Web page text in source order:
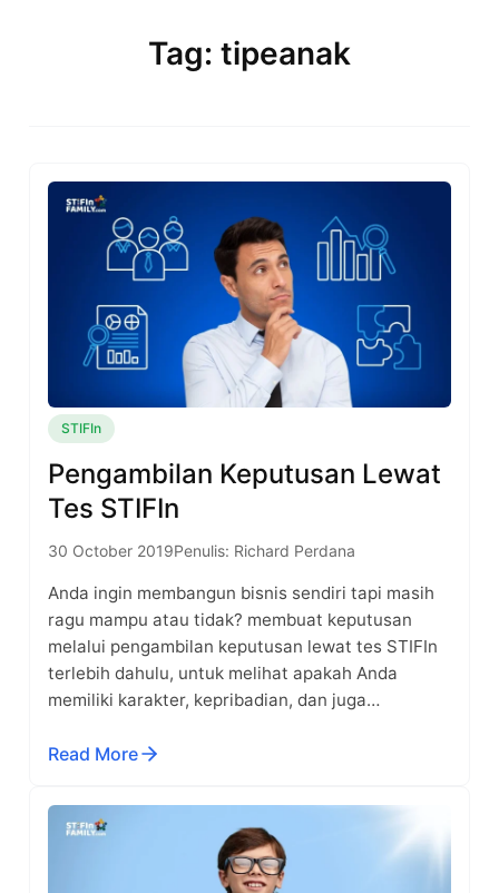
Tag: tipeanak
STIFIn
Pengambilan Keputusan Lewat
Tes STIFIn
30 October 2019Penulis: Richard Perdana
Anda ingin membangun bisnis sendiri tapi masih
ragu mampu atau tidak? membuat keputusan
melalui pengambilan keputusan lewat tes STIFIn
terlebih dahulu, untuk melihat apakah Anda
memiliki karakter, kepribadian, dan juga…
Read More